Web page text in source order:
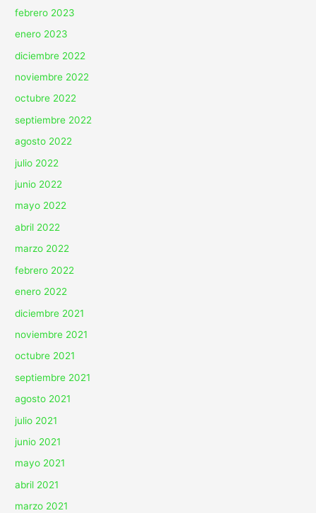
febrero 2023
enero 2023
diciembre 2022
noviembre 2022
octubre 2022
septiembre 2022
agosto 2022
julio 2022
junio 2022
mayo 2022
abril 2022
marzo 2022
febrero 2022
enero 2022
diciembre 2021
noviembre 2021
octubre 2021
septiembre 2021
agosto 2021
julio 2021
junio 2021
mayo 2021
abril 2021
marzo 2021